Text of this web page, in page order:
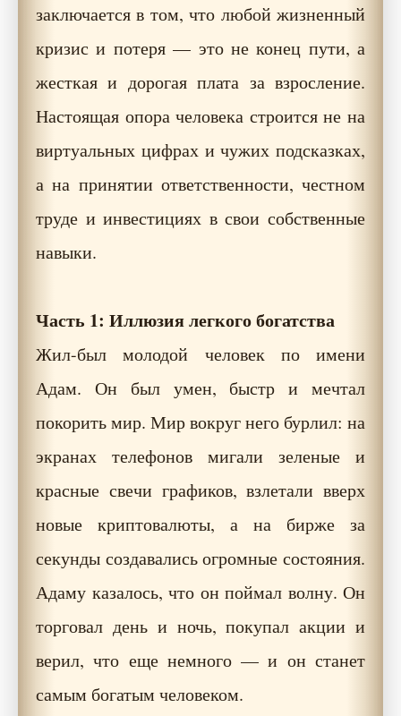
заключается в том, что любой жизненный
кризис и потеря — это не конец пути, а
жесткая и дорогая плата за взросление.
Настоящая опора человека строится не на
виртуальных цифрах и чужих подсказках,
а на принятии ответственности, честном
труде и инвестициях в свои собственные
навыки.
Часть 1: Иллюзия легкого богатства
Жил-был молодой человек по имени
Адам. Он был умен, быстр и мечтал
покорить мир. Мир вокруг него бурлил: на
экранах телефонов мигали зеленые и
красные свечи графиков, взлетали вверх
новые криптовалюты, а на бирже за
секунды создавались огромные состояния.
Адаму казалось, что он поймал волну. Он
торговал день и ночь, покупал акции и
верил, что еще немного — и он станет
самым богатым человеком.